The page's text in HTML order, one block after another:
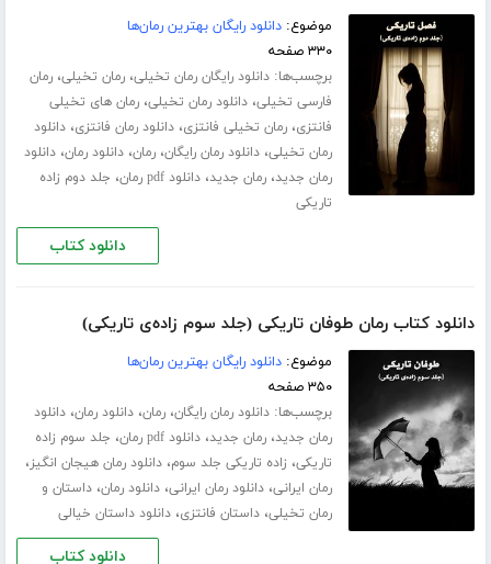
موضوع:دانلود رایگان بهترین رمان‌ها
۳۳۰ صفحه
برچسب‌ها:دانلود رایگان رمان تخیلی،رمان تخیلی،رمان
فارسی تخیلی،دانلود رمان تخیلی،رمان های تخیلی
فانتزی،رمان تخیلی فانتزی،دانلود رمان فانتزی،دانلود
رمان تخیلی،دانلود رمان رایگان،رمان،دانلود رمان،دانلود
رمان جدید،رمان جدید،دانلود pdf رمان ، جلد دوم زاده
تاریکی
دانلود کتاب
دانلود کتاب رمان طوفان تاریکی (جلد سوم زاده‌ی تاریکی)
موضوع:دانلود رایگان بهترین رمان‌ها
۳۵۰ صفحه
برچسب‌ها:دانلود رمان رایگان،رمان،دانلود رمان،دانلود
رمان جدید،رمان جدید،دانلود pdf رمان ، جلد سوم زاده
تاریکی، زاده تاریکی جلد سوم،دانلود رمان هیجان انگیز،
رمان ایرانی،دانلود رمان ایرانی،دانلود رمان،داستان و
رمان تخیلی،داستان فانتزی،دانلود داستان خیالی
دانلود کتاب